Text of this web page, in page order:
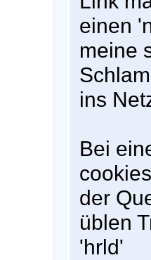
einen
meine
ins
Bei
der
üblen
'hrld'